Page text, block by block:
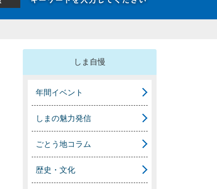
しま自慢
年間イベント
しまの魅力発信
ごとう地コラム
歴史・文化